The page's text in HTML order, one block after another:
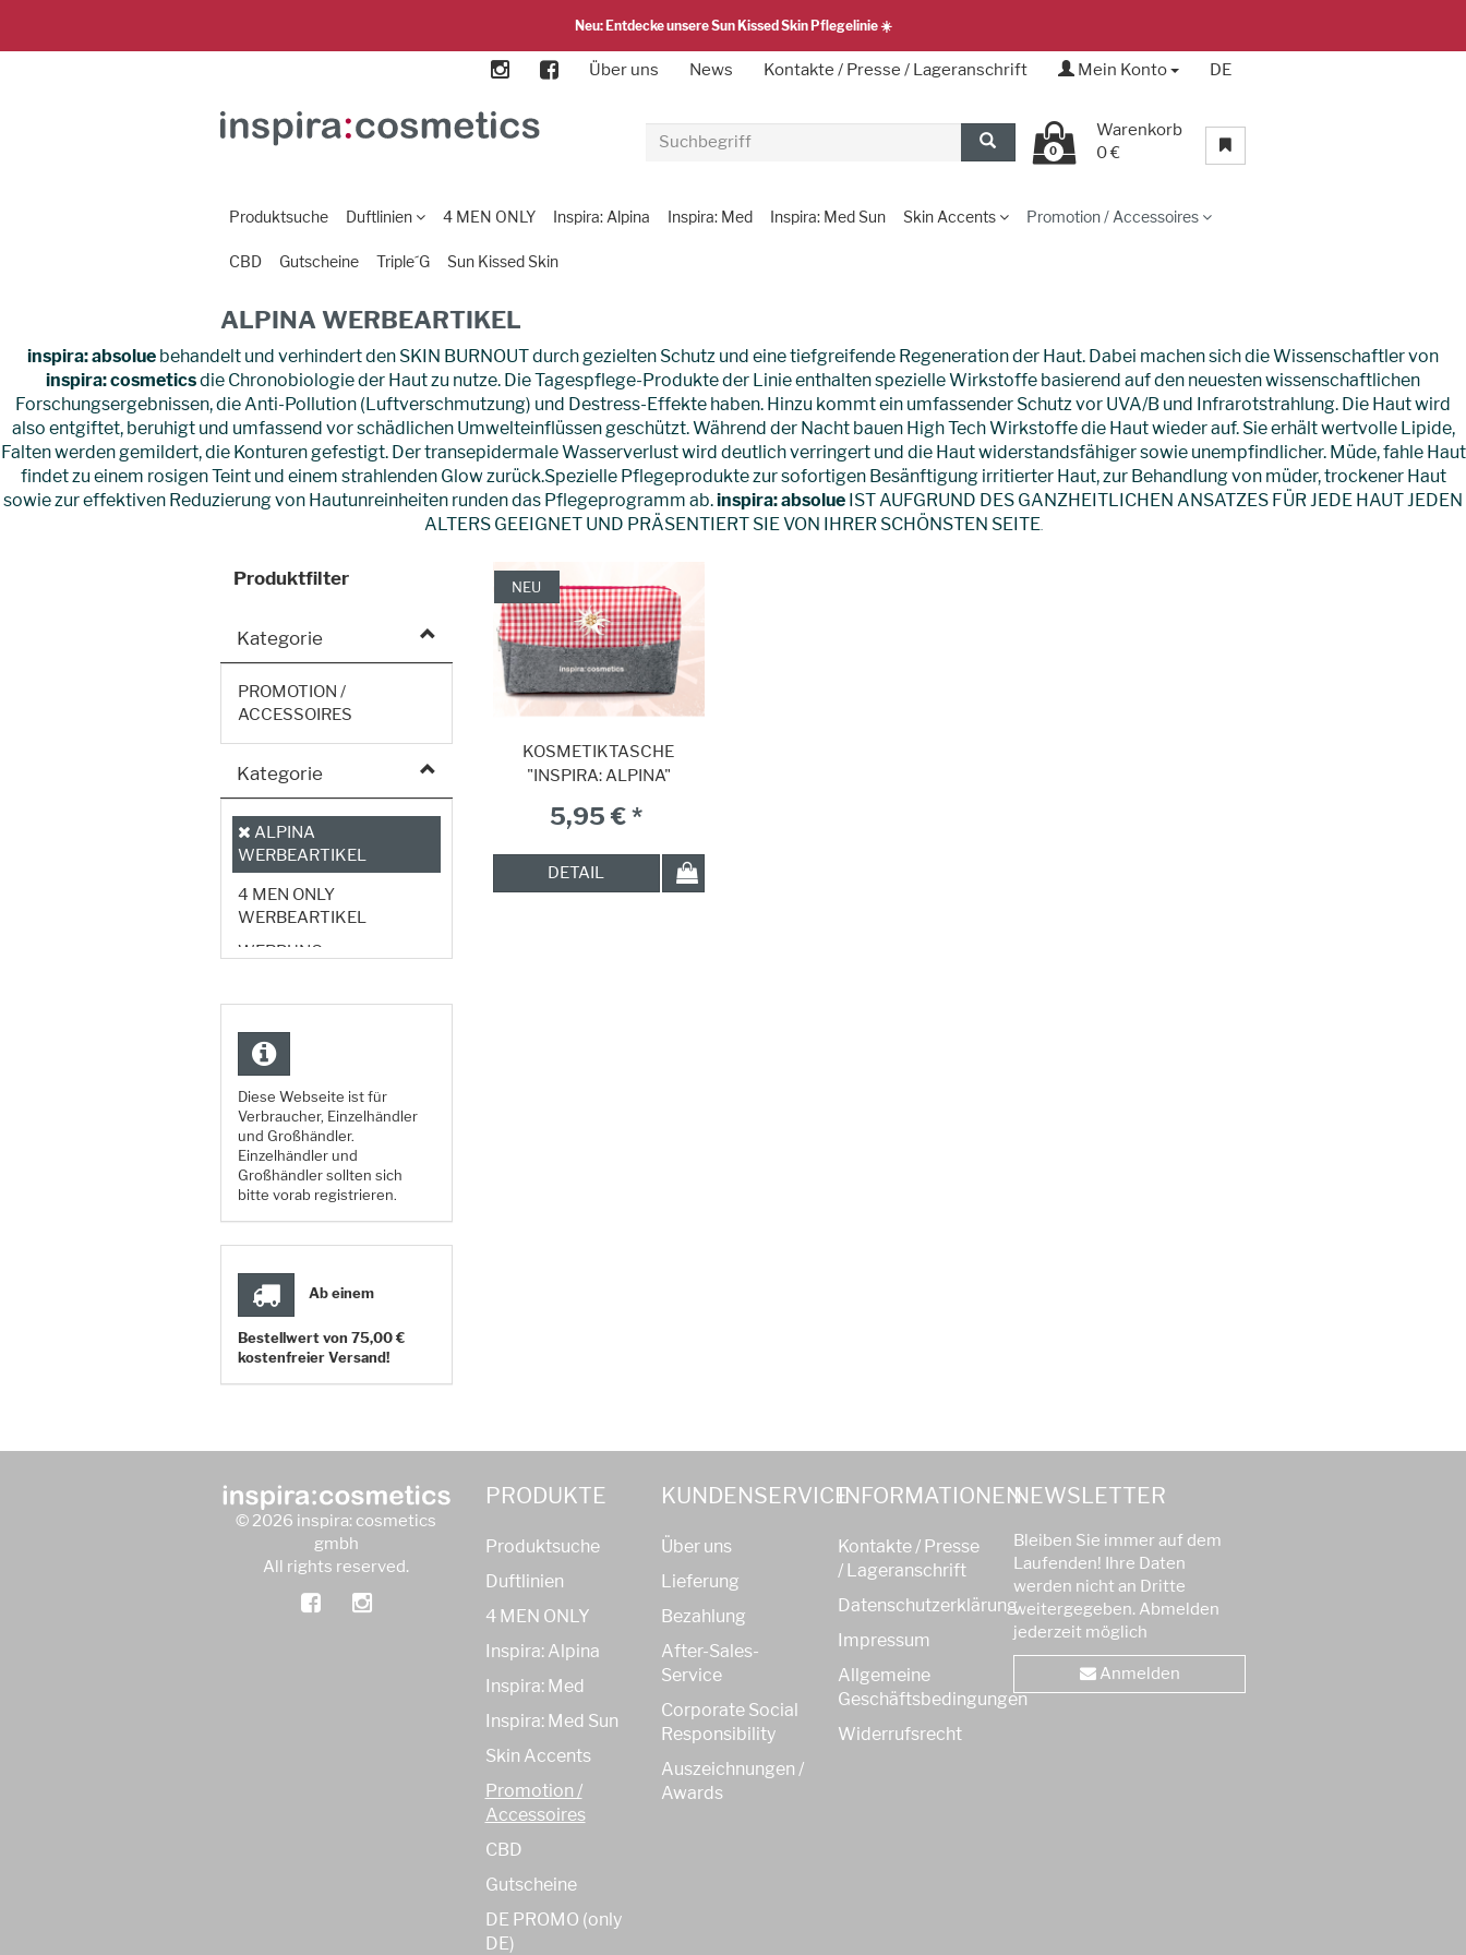
Neu: Entdecke unsere Sun Kissed Skin Pflegelinie ☀️
Über uns News Kontakte / Presse / Lageranschrift Mein Konto DE
0
Warenkorb
0 €
Produktsuche Duftlinien 4 MEN ONLY Inspira: Alpina Inspira: Med Inspira: Med Sun Skin Accents Promotion / Accessoires
CBD Gutscheine Triple´G Sun Kissed Skin
ALPINA WERBEARTIKEL
inspira: absolue behandelt und verhindert den SKIN BURNOUT durch gezielten Schutz und eine tiefgreifende Regeneration der Haut. Dabei machen sich die Wissenschaftler von
inspira: cosmeticsdie Chronobiologie der Haut zu nutze. Die Tagespflege-Produkte der Linie enthalten spezielle Wirkstoffe basierend auf den neuesten wissenschaftlichen
Forschungsergebnissen, die Anti-Pollution (Luftverschmutzung) und Destress-Effekte haben. Hinzu kommt ein umfassender Schutz vor UVA/B und Infrarotstrahlung. Die Haut wird
also entgiftet, beruhigt und umfassend vor schädlichen Umwelteinflüssen geschützt. Während der Nacht bauen High Tech Wirkstoffe die Haut wieder auf. Sie erhält wertvolle Lipide,
Falten werden gemildert, die Konturen gefestigt. Der transepidermale Wasserverlust wird deutlich verringert und die Haut widerstandsfähiger sowie unempfindlicher. Müde, fahle Haut
findet zu einem rosigen Teint und einem strahlenden Glow zurück.Spezielle Pflegeprodukte zur sofortigen Besänftigung irritierter Haut, zur Behandlung von müder, trockener Haut
sowie zur effektiven Reduzierung von Hautunreinheiten runden das Pflegeprogramm ab.inspira: absolue IST AUFGRUND DES GANZHEITLICHEN ANSATZES FÜR JEDE HAUT JEDEN
ALTERS GEEIGNET UND PRÄSENTIERT SIE VON IHRER SCHÖNSTEN SEITE
Produktfilter
Kategorie
PROMOTION /
ACCESSOIRES
Kategorie
ALPINA
WERBEARTIKEL
4 MEN ONLY
WERBEARTIKEL
WERBUNG
Diese Webseite ist für
Verbraucher, Einzelhändler
und Großhändler.
Einzelhändler und
Großhändler sollten sich
bitte vorab registrieren.
Ab einem
Bestellwert von 75,00 €
kostenfreier Versand!
KOSMETIKTASCHE
"INSPIRA: ALPINA"
5,95 € *
DETAIL
NEU
© 2026 inspira: cosmetics
gmbh
All rights reserved.
PRODUKTE
Produktsuche
Duftlinien
4 MEN ONLY
Inspira: Alpina
Inspira: Med
Inspira: Med Sun
Skin Accents
Promotion /
Accessoires
CBD
Gutscheine
DE PROMO (only
DE)
KUNDENSERVICE
Über uns
Lieferung
Bezahlung
After-Sales-
Service
Corporate Social
Responsibility
Auszeichnungen /
Awards
INFORMATIONEN
Kontakte / Presse
/ Lageranschrift
Datenschutzerklärung
Impressum
Allgemeine
Geschäftsbedingungen
Widerrufsrecht
NEWSLETTER
Bleiben Sie immer auf dem
Laufenden! Ihre Daten
werden nicht an Dritte
weitergegeben. Abmelden
jederzeit möglich
Anmelden